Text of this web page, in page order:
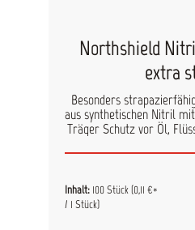
Northshield
extra
Besonders
aus synthetischen Nitril
Träger Schutz vor Öl,
Fingerspitzen
Rutschfestigkeit.
antistatisch, silikonfrei
Inhalt: 100 Stück(0,11 €*
/ 1 Stück)